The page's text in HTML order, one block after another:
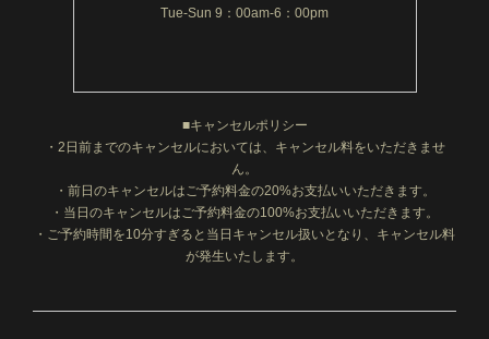
Tue-Sun 9：00am-6：00pm
■キャンセルポリシー
・2日前までのキャンセルにおいては、キャンセル料をいただきませ
ん。
・前日のキャンセルはご予約料金の20%お支払いいただきます。
・当日のキャンセルはご予約料金の100%お支払いいただきます。
・ご予約時間を10分すぎると当日キャンセル扱いとなり、キャンセル料
が発生いたします。